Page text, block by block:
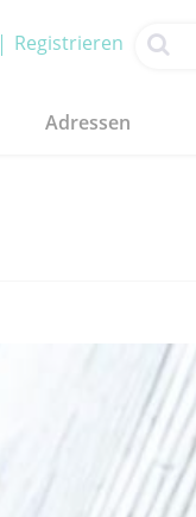
Registrieren
Adressen